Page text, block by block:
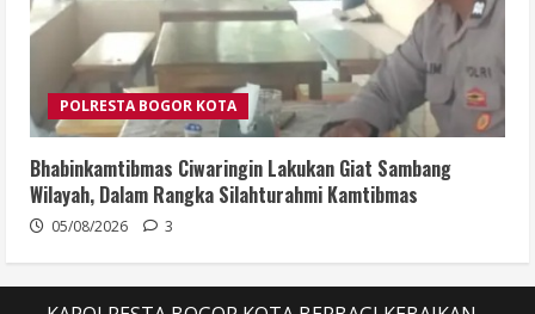
POLRESTA BOGOR KOTA
Bhabinkamtibmas Ciwaringin Lakukan Giat Sambang
Wilayah, Dalam Rangka Silahturahmi Kamtibmas
05/08/2026 3